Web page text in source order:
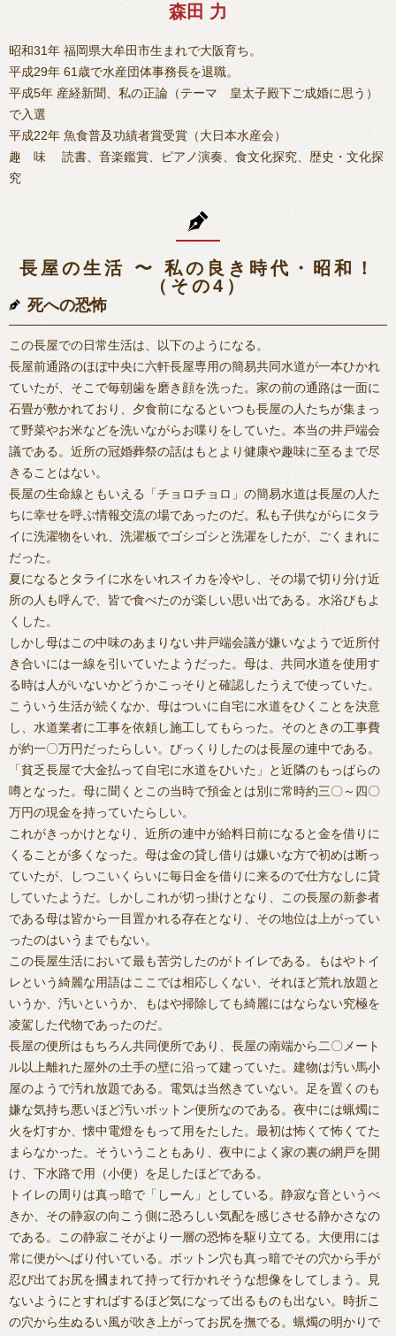
森田 力
昭和31年 福岡県大牟田市生まれで大阪育ち。
平成29年 61歳で水産団体事務長を退職。
平成5年 産経新聞、私の正論（テーマ 皇太子殿下ご成婚に思う）
で入選
平成22年 魚食普及功績者賞受賞（大日本水産会）
趣 味 読書、音楽鑑賞、ピアノ演奏、食文化探究、歴史・文化探
究
長屋の生活 〜 私の良き時代・昭和！
（その4）
死への恐怖
この長屋での日常生活は、以下のようになる。
長屋前通路のほぼ中央に六軒長屋専用の簡易共同水道が一本ひかれ
ていたが、そこで毎朝歯を磨き顔を洗った。家の前の通路は一面に
石畳が敷かれており、夕食前になるといつも長屋の人たちが集まっ
て野菜やお米などを洗いながらお喋りをしていた。本当の井戸端会
議である。近所の冠婚葬祭の話はもとより健康や趣味に至るまで尽
きることはない。
長屋の生命線ともいえる「チョロチョロ」の簡易水道は長屋の人た
ちに幸せを呼ぶ情報交流の場であったのだ。私も子供ながらにタラ
イに洗濯物をいれ、洗濯板でゴシゴシと洗濯をしたが、ごくまれに
だった。
夏になるとタライに水をいれスイカを冷やし、その場で切り分け近
所の人も呼んで、皆で食べたのが楽しい思い出である。水浴びもよ
くした。
しかし母はこの中味のあまりない井戸端会議が嫌いなようで近所付
き合いには一線を引いていたようだった。母は、共同水道を使用す
る時は人がいないかどうかこっそりと確認したうえで使っていた。
こういう生活が続くなか、母はついに自宅に水道をひくことを決意
し、水道業者に工事を依頼し施工してもらった。そのときの工事費
が約一〇万円だったらしい。びっくりしたのは長屋の連中である。
「貧乏長屋で大金払って自宅に水道をひいた」と近隣のもっぱらの
噂となった。母に聞くとこの当時で預金とは別に常時約三〇～四〇
万円の現金を持っていたらしい。
これがきっかけとなり、近所の連中が給料日前になると金を借りに
くることが多くなった。母は金の貸し借りは嫌いな方で初めは断っ
ていたが、しつこいくらいに毎日金を借りに来るので仕方なしに貸
していたようだ。しかしこれが切っ掛けとなり、この長屋の新参者
である母は皆から一目置かれる存在となり、その地位は上がってい
ったのはいうまでもない。
この長屋生活において最も苦労したのがトイレである。もはやトイ
レという綺麗な用語はここでは相応しくない、それほど荒れ放題と
いうか、汚いというか、もはや掃除しても綺麗にはならない究極を
凌駕した代物であったのだ。
長屋の便所はもちろん共同便所であり、長屋の南端から二〇メート
ル以上離れた屋外の土手の壁に沿って建っていた。建物は汚い馬小
屋のようで汚れ放題である。電気は当然きていない。足を置くのも
嫌な気持ち悪いほど汚いボットン便所なのである。夜中には蝋燭に
火を灯すか、懐中電燈をもって用をたした。最初は怖くて怖くてた
まらなかった。そういうこともあり、夜中によく家の裏の網戸を開
け、下水路で用（小便）を足したほどである。
トイレの周りは真っ暗で「しーん」としている。静寂な音というべ
きか、その静寂の向こう側に恐ろしい気配を感じさせる静かさなの
である。この静寂こそがより一層の恐怖を駆り立てる。大便用には
常に便がへばり付いている。ボットン穴も真っ暗でその穴から手が
忍び出てお尻を摑まれて持って行かれそうな想像をしてしまう。見
ないようにとすればするほど気になって出るものも出ない。時折こ
の穴から生ぬるい風が吹き上がってお尻を撫でる。蝋燭の明かりで